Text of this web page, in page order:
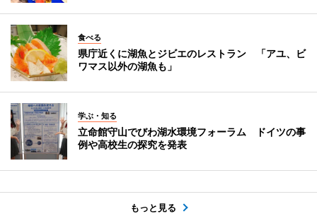
食べる
県庁近くに湖魚とジビエのレストラン 「アユ、ビ
ワマス以外の湖魚も」
学ぶ・知る
立命館守山でびわ湖水環境フォーラム ドイツの事
例や高校生の探究を発表
もっと見る